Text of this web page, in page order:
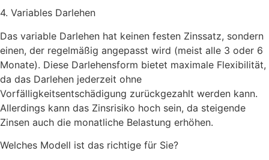
4. Variables Darlehen
Das variable Darlehen hat keinen festen Zinssatz, sondern
einen, der regelmäßig angepasst wird (meist alle 3 oder 6
Monate). Diese Darlehensform bietet maximale Flexibilität,
da das Darlehen jederzeit ohne
Vorfälligkeitsentschädigung zurückgezahlt werden kann.
Allerdings kann das Zinsrisiko hoch sein, da steigende
Zinsen auch die monatliche Belastung erhöhen.
Welches Modell ist das richtige für Sie?